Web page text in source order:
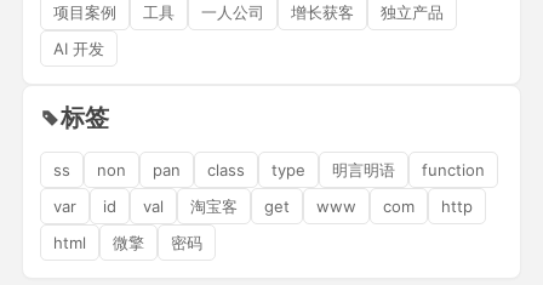
项目案例
工具 一人公司 增长获客
独立产品
AI 开发
标签
ss non pan class type 明言明语
function
var
id val 淘宝客 get www com
http
html
微擎 密码